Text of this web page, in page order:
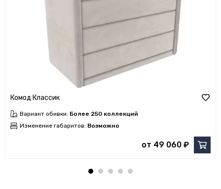
Комод Классик
Вариант обивки: Более 250 коллекций
Изменение габаритов: Возможно
от 49 060 ₽